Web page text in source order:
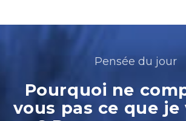
Pensée du jour
Pourquoi ne
vous pas ce que je